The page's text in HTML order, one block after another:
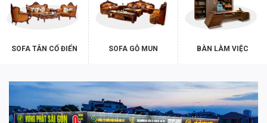
SOFA TÂN CỔ ĐIỂN SOFA GỖ MUN BÀN LÀM VIỆC